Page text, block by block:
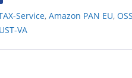
Service,Amazon PAN EU,
UST-VA